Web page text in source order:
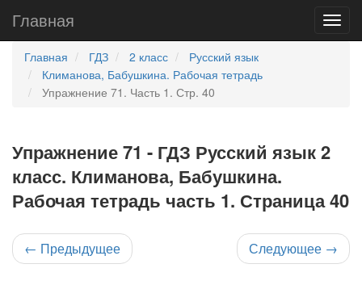
Главная
Главная ГДЗ 2 класс
Русский язык
Климанова, Бабушкина. Рабочая тетрадь
Упражнение 71. Часть 1. Стр. 40
Упражнение 71 - ГДЗ Русский язык 2
класс. Климанова, Бабушкина.
Рабочая тетрадь часть 1. Страница 40
← Предыдущее Следующее →